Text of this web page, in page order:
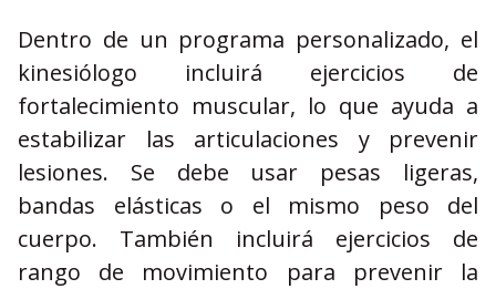
Dentro de un programa personalizado, el
kinesiólogo incluirá ejercicios de
fortalecimiento muscular, lo que ayuda a
estabilizar las articulaciones y prevenir
lesiones. Se debe usar pesas ligeras,
bandas elásticas o el mismo peso del
cuerpo. También incluirá ejercicios de
rango de movimiento para prevenir la